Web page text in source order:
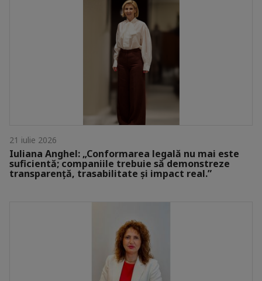
21 iulie 2026
Iuliana Anghel: „Conformarea legală nu mai este
suficientă; companiile trebuie să demonstreze
transparență, trasabilitate și impact real.”